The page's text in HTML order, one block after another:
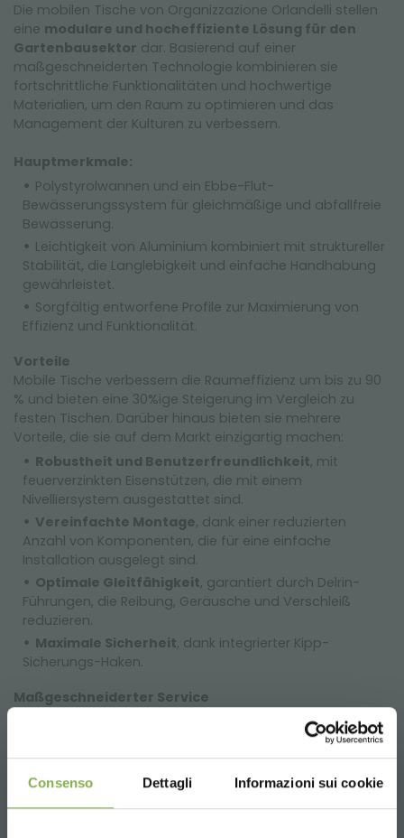
Consenso Dettagli Informazioni sui cookie
Die mobilen Tische von Organizzazione Orlandelli stellen
eine modulare und hocheffiziente Lösung für den
Gartenbausektor dar. Basierend auf einer
maßgeschneiderten Technologie kombinieren sie
fortschrittliche Funktionalitäten und hochwertige
Materialien, um den Raum zu optimieren und das
Management der Kulturen zu verbessern.
Hauptmerkmale:
Polystyrolwannen und ein Ebbe-Flut-
Bewässerungssystem für gleichmäßige und abfallfreie
Bewässerung.
Leichtigkeit von Aluminium kombiniert mit struktureller
Stabilität, die Langlebigkeit und einfache Handhabung
gewährleistet.
Sorgfältig entworfene Profile zur Maximierung von
Effizienz und Funktionalität.
Vorteile
Mobile Tische verbessern die Raumeffizienz um bis zu 90
% und bieten eine 30%ige Steigerung im Vergleich zu
festen Tischen. Darüber hinaus bieten sie mehrere
Vorteile, die sie auf dem Markt einzigartig machen:
Robustheit und Benutzerfreundlichkeit, mit
feuerverzinkten Eisenstützen, die mit einem
Nivelliersystem ausgestattet sind.
Vereinfachte Montage, dank einer reduzierten
Anzahl von Komponenten, die für eine einfache
Installation ausgelegt sind.
Optimale Gleitfähigkeit, garantiert durch Delrin-
Führungen, die Reibung, Geräusche und Verschleiß
reduzieren.
Maximale Sicherheit, dank integrierter Kipp-
Sicherungs-Haken.
Maßgeschneiderter Service
Organizzazione Orlandelli, mit jahrelanger Erfahrung und
hochwertigen Materialien, bietet seinen Kunden
personalisierten Support. Senden Sie uns den Grundriss
Ihres Gewächshauses, und wir schlagen Ihnen das beste
maßgeschneiderte Layout vor, um den Raum zu
optimieren und die Produktivität zu maximieren.